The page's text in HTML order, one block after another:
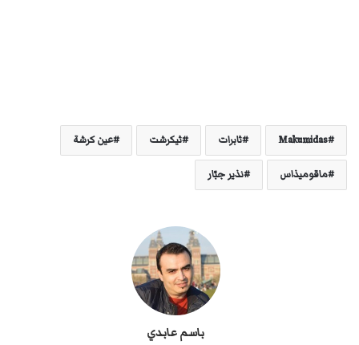
Makumidas ثابرات ثيكرشت عين كرشة
ماقوميذاس نذير جبّار
باسم عابدي